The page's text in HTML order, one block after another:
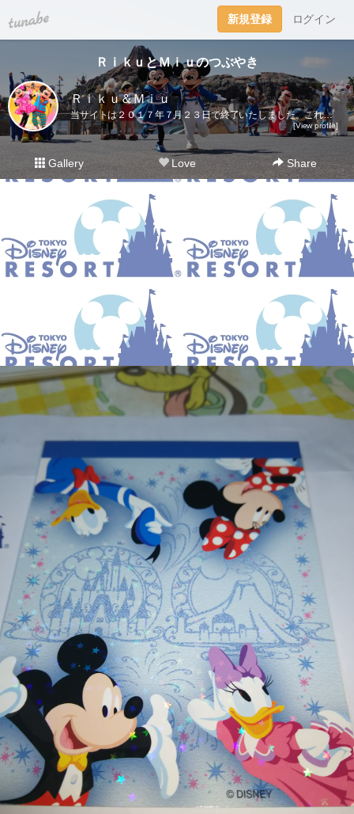
tuna.be 新規登録 ログイン
ＲｉｋｕとＭｉｕのつぶやき
Ｒｉｋｕ＆Ｍｉｕ
当サイトは２０１７年７月２３日で終了いたしました。これまでご愛読いただき、ありがとうございました。ディズニー大好き夫婦のＲｉｋｕ＆Ｍｉｕです。日々の他愛も無いことを呟きます。＜管理人＞Ｒｉｋｕ（夫）→妻の影響でディズニー好きになったにわかファンＭｉｕ（妻）→子供の頃から根っからのディズニー好きＤｉｓｎｅｙ Ｄｒｅａｍｓhttp://waltdisneymagic.blog135.fc2.com/２０１２年３月までＲｉｋｕ＆Ｍｉｕが運営していたディズニーブログです。
[View profile]
Gallery Love Share